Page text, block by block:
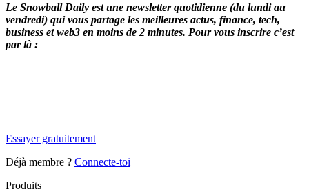
Le Snowball Daily est une newsletter quotidienne (du lundi au
vendredi) qui vous partage les meilleures actus, finance, tech,
business et web3 en moins de 2 minutes. Pour vous inscrire c’est
par là :
Essayer gratuitement
Déjà membre ? Connecte-toi
Produits